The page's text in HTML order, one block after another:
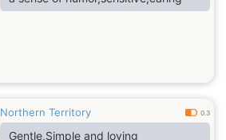
Northern Territory 0.3
Gentle,Simple and loving